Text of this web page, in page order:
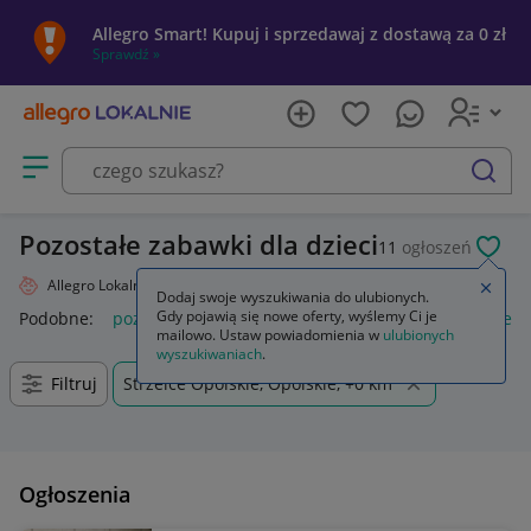
Allegro Smart! Kupuj i sprzedawaj z dostawą za 0 zł
Sprawdź »
Otwórz menu z kategoriami
szukaj
Pozostałe zabawki dla dzieci11 ogłoszeń
Allegro Lokalnie
Podobne: pozostałe łóżka pozostałe pozostałe miasta i
Filtruj Strzelce Opolskie, Opolskie, +0 km
Ogłoszenia
Dodaj swoje wyszukiwania do ulubionych.
Gdy pojawią się nowe oferty, wyślemy Ci je
mailowo. Ustaw powiadomienia w ulubionych
wyszukiwaniach.